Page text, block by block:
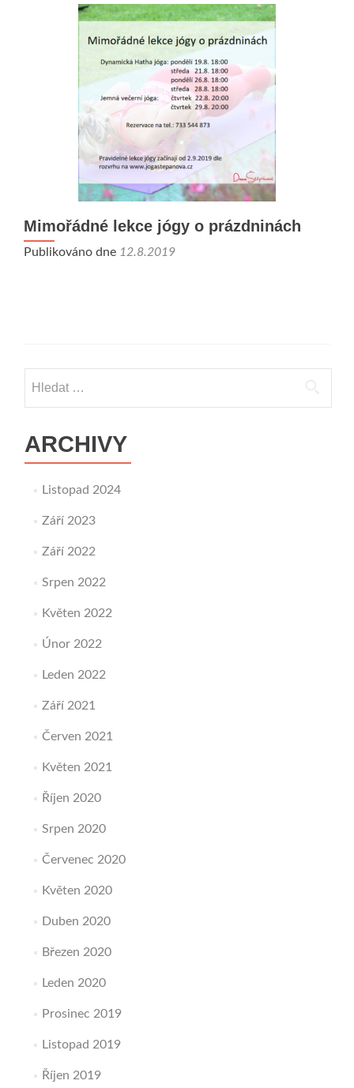
Mimořádné lekce jógy o prázdninách
Publikováno dne 12.8.2019
ARCHIVY
Listopad 2024
Září 2023
Září 2022
Srpen 2022
Květen 2022
Únor 2022
Leden 2022
Září 2021
Červen 2021
Květen 2021
Říjen 2020
Srpen 2020
Červenec 2020
Květen 2020
Duben 2020
Březen 2020
Leden 2020
Prosinec 2019
Listopad 2019
Říjen 2019